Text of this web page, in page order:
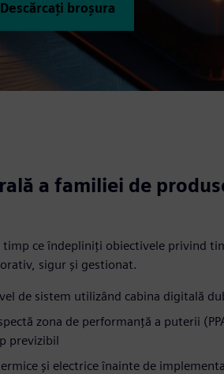
Descărcați broșura
a familiei de
ce îndepliniți obiectivele privind
sigur și gestionat.
de sistem utilizând cabina digitală
zona de performanță a puterii
previzibil
și electrice înainte de